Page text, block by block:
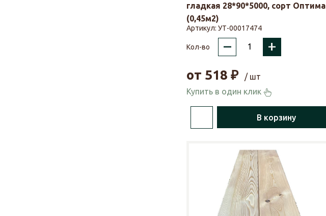
гладкая 28*90*5000, сорт Оптима
(0,45м2)
Артикул: УТ-00017474
Кол-во – +
от 518 ₽
/ шт
Купить в один клик
В корзину